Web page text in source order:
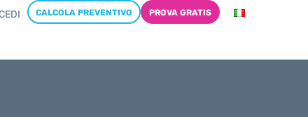
CALCOLA PREVENTIVO PROVA GRATIS